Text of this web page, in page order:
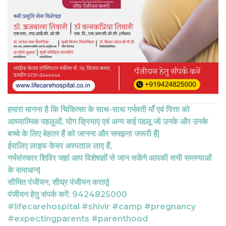
हमारा मानना ​​है कि चिकित्सा के साथ-साथ गर्भवती माँ एवं पित्ता को
आध्यात्मिक पहलुओं, योग क्रियाए एवं अन्य कई पहलू जो उनके और उनके
बच्चे के लिए बेहतर हैं को जानना और समझना जरूरी हैं|
ईसलिए लाइफ केयर अस्पताल लाए हैं,
गर्भसंस्कार शिविर जहां आप विशेषज्ञों से जान सकेंगे आपकी सभी समस्याओं
के समाधान|
सीमित पंजीयन, शीघ्र पंजीयन कराएं|
पंजीयन हेतु संपर्क करें: 9424825000
#lifecarehospital #shivir #camp #pregnancy
#expectingparents #parenthood